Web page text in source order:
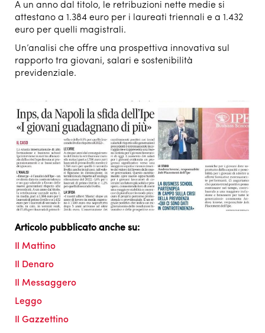
A un anno dal titolo, le retribuzioni nette medie si
attestano a 1.384 euro per i laureati triennali e a 1.432
euro per quelli magistrali.
Un’analisi che offre una prospettiva innovativa sul
rapporto tra giovani, salari e sostenibilità
previdenziale.
Articolo pubblicato anche su:
Il Mattino
Il Denaro
Il Messaggero
Leggo
Il Gazzettino